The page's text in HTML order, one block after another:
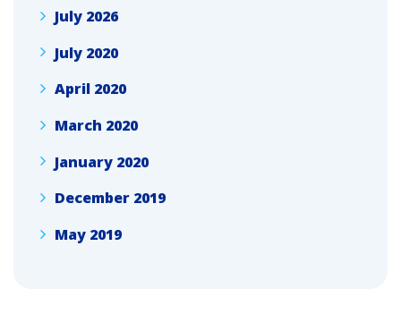
July 2026
July 2020
April 2020
March 2020
January 2020
December 2019
May 2019